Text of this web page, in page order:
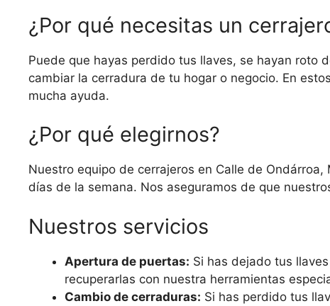
¿Por qué necesitas un
Puede que hayas perdido tus llaves, se hayan roto
cambiar la cerradura de tu hogar o negocio. En
mucha ayuda.
¿Por qué elegirnos?
Nuestro equipo de cerrajeros en Calle de
días de la semana. Nos aseguramos de que
Nuestros servicios
Apertura de puertas: Si has dejado tus
recuperarlas con nuestra herramientas
Cambio de cerraduras: Si has perdido tus